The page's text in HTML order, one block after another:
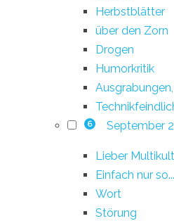
Herbstblätter
über den Zorn
Drogen
Humorkritik
6 September
Lieber
Einfach nur so...
Wort
Störung